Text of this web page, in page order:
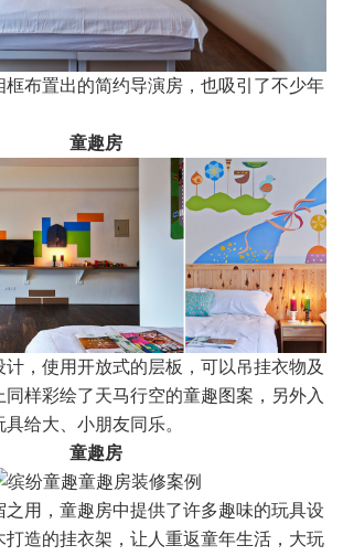
框布置出的简约导演房，也吸引了不少年
童趣房
计，使用开放式的层板，可以吊挂衣物及
样彩绘了天马行空的童趣图案，另外入
给大、小朋友同乐。
童趣房
之用，童趣房中提供了许多趣味的玩具设
打造的挂衣架，让人重返童年生活，大玩